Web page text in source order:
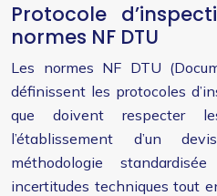
Protocole
normes NF DTU
Les normes NF DTU
définissent les protocoles
que doivent respecter
l’établissement d’un
méthodologie
incertitudes techniques tout